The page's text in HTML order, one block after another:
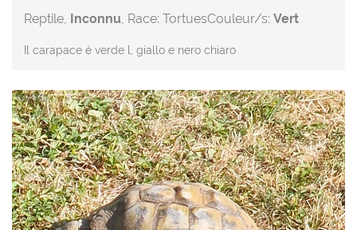
Reptile, Inconnu, Race: TortuesCouleur/s: Vert
Il carapace è verde l, giallo e nero chiaro